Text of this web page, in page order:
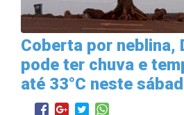
Coberta por neblina,
pode ter chuva e
até 33°C neste